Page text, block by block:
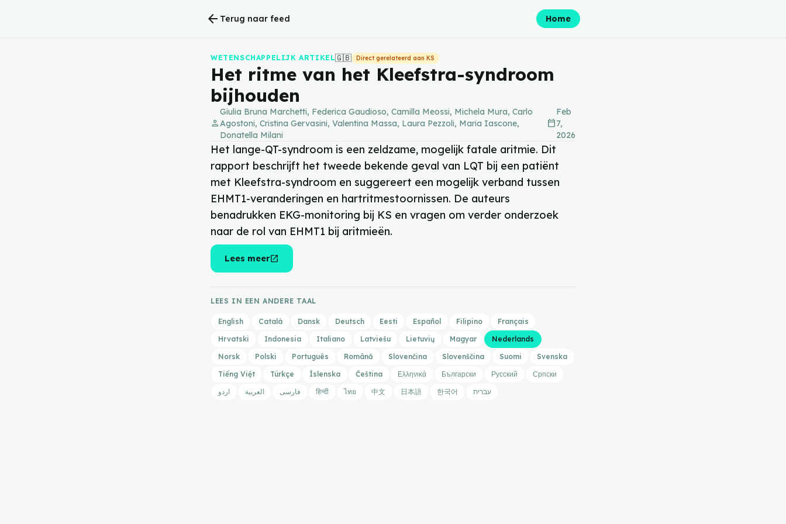
arrow_back Terug naar feed Home
WETENSCHAPPELIJK ARTIKEL🇬🇧 Direct gerelateerd aan KS
Het ritme van het Kleefstra-syndroom
bijhouden
person
Giulia Bruna Marchetti, Federica Gaudioso, Camilla Meossi, Michela Mura, Carlo
Agostoni, Cristina Gervasini, Valentina Massa, Laura Pezzoli, Maria Iascone,
Donatella Milani
calendar_today
Feb
7,
2026
Het lange-QT-syndroom is een zeldzame, mogelijk fatale aritmie. Dit
rapport beschrijft het tweede bekende geval van LQT bij een patiënt
met Kleefstra-syndroom en suggereert een mogelijk verband tussen
EHMT1-veranderingen en hartritmestoornissen. De auteurs
benadrukken EKG-monitoring bij KS en vragen om verder onderzoek
naar de rol van EHMT1 bij aritmieën.
Lees meeropen_in_new
LEES IN EEN ANDERE TAAL
English Català Dansk Deutsch Eesti Español Filipino
Français
Hrvatski
Indonesia Italiano Latviešu Lietuvių Magyar
Nederlands
Norsk
Polski Português Română Slovenčina Slovenščina Suomi
Svenska
Tiếng Việt
Türkçe Íslenska Čeština Ελληνικά Български Русский
Српски
اردو
العربية فارسی हिन्दी ไทย 中文 日本語 한국어 עברית